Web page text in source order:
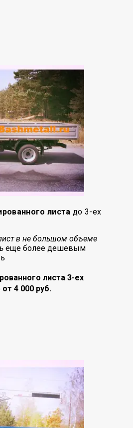
листа до 3-ех
в не большом объеме
еще более дешевым
листа 3-ех
4 000 руб.